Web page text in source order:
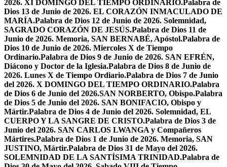
2026. XI DOMINGO DEL TIEMPO ORDINARIO.Palabra de
Dios 13 de Junio de 2026. EL CORAZÓN INMACULADO DE
MARÍA.Palabra de Dios 12 de Junio de 2026. Solemnidad,
SAGRADO CORAZÓN DE JESÚS.Palabra de Dios 11 de
Junio de 2026. Memoria, SAN BERNABÉ, Apóstol.Palabra de
Dios 10 de Junio de 2026. Miercoles X de Tiempo
Ordinario.Palabra de Dios 9 de Junio de 2026. SAN EFRÉN,
Diácono y Doctor de la Iglesia.Palabra de Dios 8 de Junio de
2026. Lunes X de Tiempo Ordiario.Palabra de Dios 7 de Junio
del 2026. X DOMINGO DEL TIEMPO ORDINARIO.Palabra
de Dios 6 de Junio del 2026.SAN NORBERTO, Obispo.Palabra
de Dios 5 de Junio del 2026. SAN BONIFACIO, Obispo y
Mártir.Palabra de Dios 4 de Junio del 2026. Solemnidad, EL
CUERPO Y LA SANGRE DE CRISTO.Palabra de Dios 3 de
Junio del 2026. SAN CARLOS LWANGA y Compañeros
Mártires.Palabra de Dios 1 de Junio de 2026. Memoria, SAN
JUSTINO, Mártir.Palabra de Dios 31 de Mayo del 2026.
SOLEMNIDAD DE LA SANTÍSIMA TRINIDAD.Palabra de